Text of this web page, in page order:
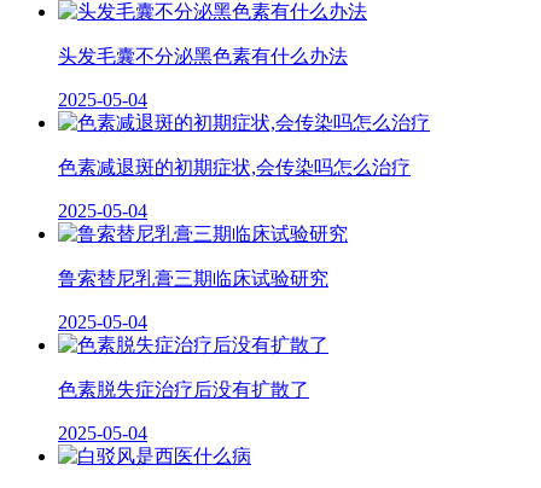
头发毛囊不分泌黑色素有什么办法
2025-05-04
色素减退斑的初期症状,会传染吗怎么治疗
2025-05-04
鲁索替尼乳膏三期临床试验研究
2025-05-04
色素脱失症治疗后没有扩散了
2025-05-04